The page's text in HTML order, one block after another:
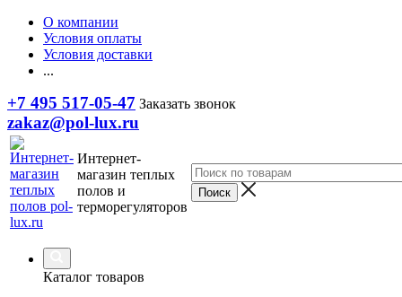
О компании
Условия оплаты
Условия доставки
...
+7 495 517-05-47 Заказать звонок
zakaz@pol-lux.ru
Интернет-
магазин теплых
полов и
терморегуляторов
Каталог товаров